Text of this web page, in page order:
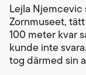
Lejla
Zornmuseet,
100 meter kvar
kunde inte
tog därmed sin